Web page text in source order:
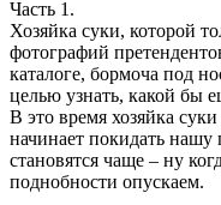
Часть 1.
Хозяйка суки, которой
фотографий
каталоге, бормоча под
целью узнать, какой бы
В это время хозяйка
начинает покидать
становятся чаще – ну
поднобности опускаем.